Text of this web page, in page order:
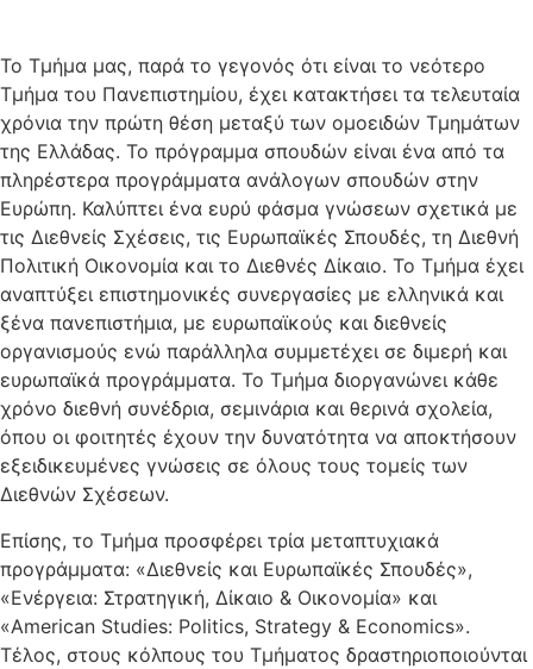
Το Τμήμα μας, παρά το γεγονός ότι είναι το νεότερο
Τμήμα του Πανεπιστημίου, έχει κατακτήσει τα τελευταία
χρόνια την πρώτη θέση μεταξύ των ομοειδών Τμημάτων
της Ελλάδας. Το πρόγραμμα σπουδών είναι ένα από τα
πληρέστερα προγράμματα ανάλογων σπουδών στην
Ευρώπη. Καλύπτει ένα ευρύ φάσμα γνώσεων σχετικά με
τις Διεθνείς Σχέσεις, τις Ευρωπαϊκές Σπουδές, τη Διεθνή
Πολιτική Οικονομία και το Διεθνές Δίκαιο. Το Τμήμα έχει
αναπτύξει επιστημονικές συνεργασίες με ελληνικά και
ξένα πανεπιστήμια, με ευρωπαϊκούς και διεθνείς
οργανισμούς ενώ παράλληλα συμμετέχει σε διμερή και
ευρωπαϊκά προγράμματα. Το Τμήμα διοργανώνει κάθε
χρόνο διεθνή συνέδρια, σεμινάρια και θερινά σχολεία,
όπου οι φοιτητές έχουν την δυνατότητα να αποκτήσουν
εξειδικευμένες γνώσεις σε όλους τους τομείς των
Διεθνών Σχέσεων.
Επίσης, το Τμήμα προσφέρει τρία μεταπτυχιακά
προγράμματα: «Διεθνείς και Ευρωπαϊκές Σπουδές»,
«Ενέργεια: Στρατηγική, Δίκαιο & Οικονομία» και
«American Studies: Politics, Strategy & Economics».
Τέλος, στους κόλπους του Τμήματος δραστηριοποιούνται